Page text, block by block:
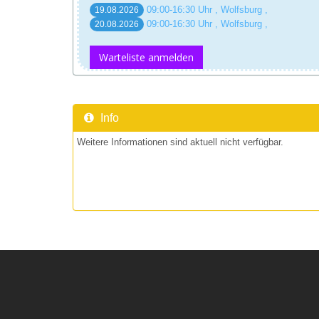
19.08.2026 09:00-16:30 Uhr , Wolfsburg ,
20.08.2026 09:00-16:30 Uhr , Wolfsburg ,
Warteliste anmelden
Info
Weitere Informationen sind aktuell nicht verfügbar.